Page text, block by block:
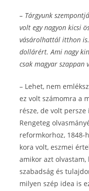
– Tárgyunk
volt egy nagyon kicsi
vásárolhattál itthon
dollárért. Ami nagy
csak magyar szappan
– Lehet, nem
ez volt számomra a
része, de volt
Rengeteg
reformkorhoz, 1848-
kora volt, eszmei
amikor azt
szabadság és
milyen szép idea is